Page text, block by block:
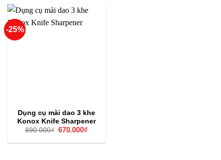
-25%
Dụng cụ mài dao 3 khe
Konox Knife Sharpener
890.000₫ Giá
là:
670.000₫
tại